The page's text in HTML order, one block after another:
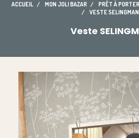
ACCUEIL MON JOLI BAZAR PRÊT À PORTER
VESTE SELINGMAN
Veste